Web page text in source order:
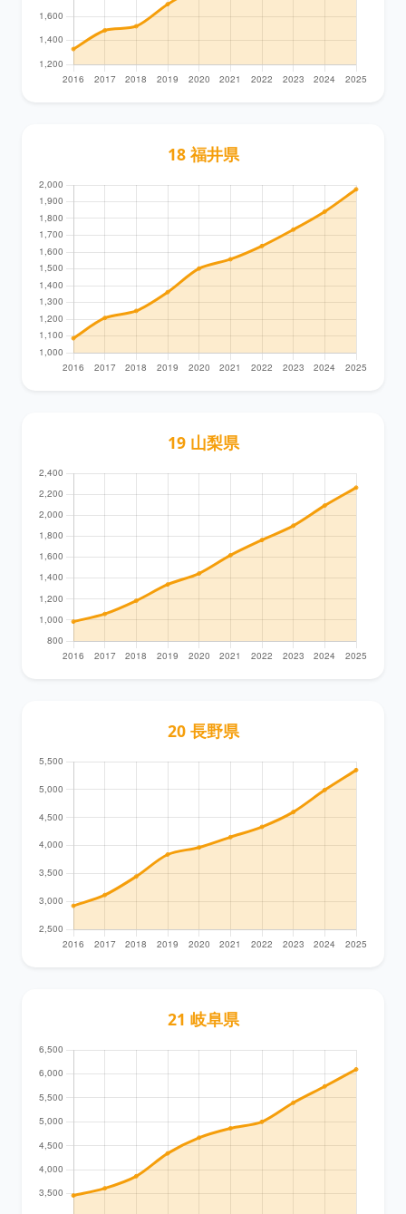
18 福井県
19 山梨県
20 長野県
21 岐阜県